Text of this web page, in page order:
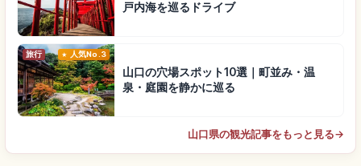
戸内海を巡るドライブ
旅行 人気No.3
山口の穴場スポット10選｜町並み・温
泉・庭園を静かに巡る
山口県の観光記事をもっと見る→